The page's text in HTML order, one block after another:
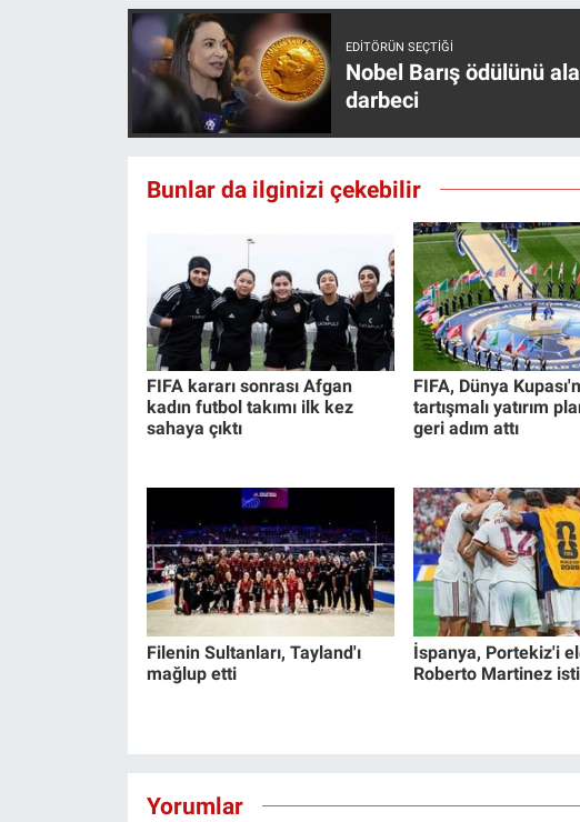
EDITÖRÜN SEÇTIĞI
Nobel Barış ödülünü
darbeci
Bunlar da ilginizi çekebilir
FIFA kararı sonrası Afgan
kadın futbol takımı ilk kez
sahaya çıktı
FIFA, Dünya
tartışmalı yatırım
geri adım attı
Filenin Sultanları, Tayland'ı
mağlup etti
İspanya, Portekiz'i
Roberto Martinez
Yorumlar